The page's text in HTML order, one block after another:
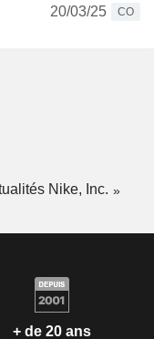
20/03/25
CO
Nike, Inc.
+ de 20 ans